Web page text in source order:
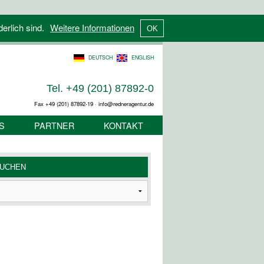
sind. Weitere Informationen
DEUTSCH ENGLISH
Tel. +49 (201) 87892-0
Fax +49 (201) 87892-19 · info@redneragentur.de
PARTNER KONTAKT